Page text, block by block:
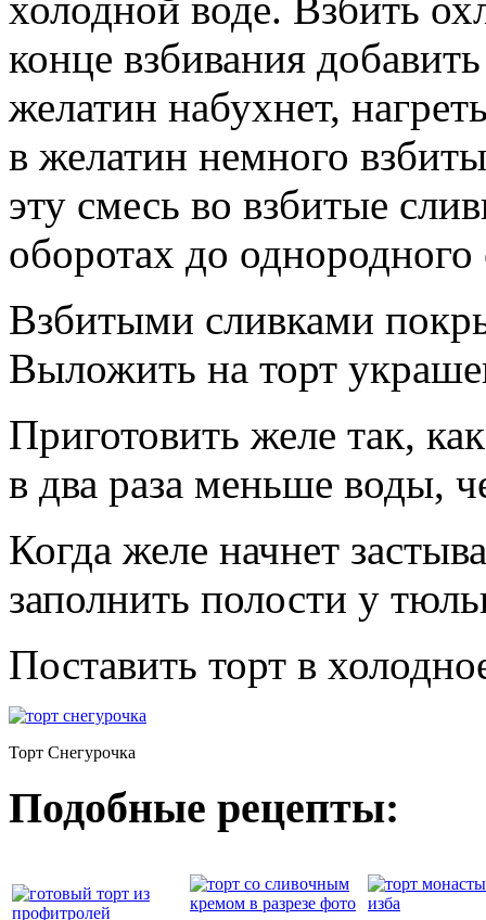
конце взбивания
желатин набухнет,
в желатин немного
эту смесь во взбитые
оборотах до однородного
Взбитыми сливками
Выложить на торт
Приготовить желе так,
в два раза меньше воды,
Когда желе начнет
заполнить полости у
Поставить торт в
Торт Снегурочка
Подобные рецепты: